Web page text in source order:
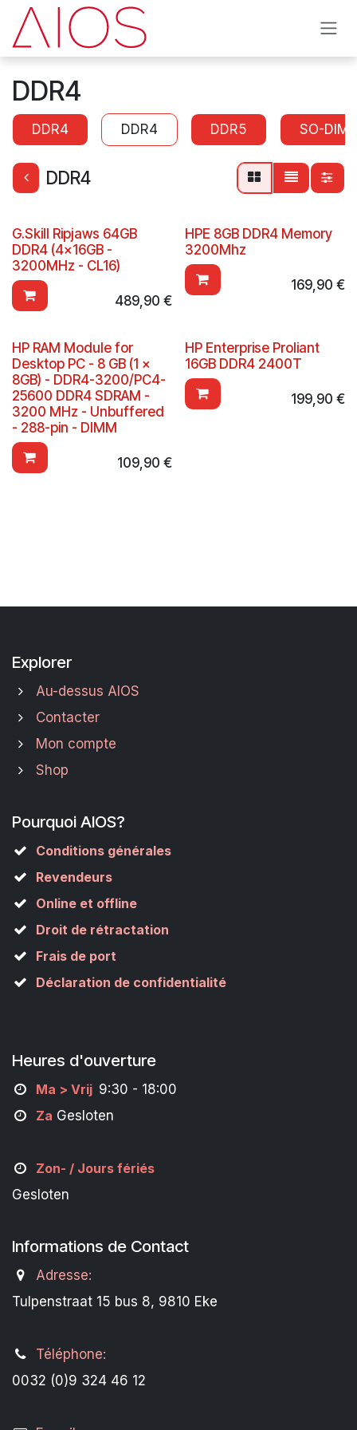
Se rendre au contenu
DDR4
DDR4 DDR4 DDR5 SO-
DDR4
G.Skill Ripjaws 64GB
DDR4 (4x16GB -
3200MHz - CL16)
489,90 €
HPE 8GB DDR4 Memory
3200Mhz
169,90 €
HP RAM Module for
Desktop PC - 8 GB (1 x
8GB) - DDR4-3200/PC4-
25600 DDR4 SDRAM -
3200 MHz - Unbuffered
- 288-pin - DIMM
109,90 €
HP Enterprise Proliant
16GB DDR4 2400T
199,90 €
Explorer
Au-dessus AIOS
Contacter
Mon compte
Shop
Pourquoi AIOS?
Conditions générales
Revendeurs
Online et offline
Droit de rétractation
Frais de port
Déclaration de confidentialité
Heures d'ouverture
Ma > Vrij 9:30 - 18:00
Za Gesloten
Zon- / Jours fériés
Gesloten
Informations de Contact
Adresse:
Tulpenstraat 15 bus 8, 9810 Eke
Téléphone:
0032 (0)9 324 46 12